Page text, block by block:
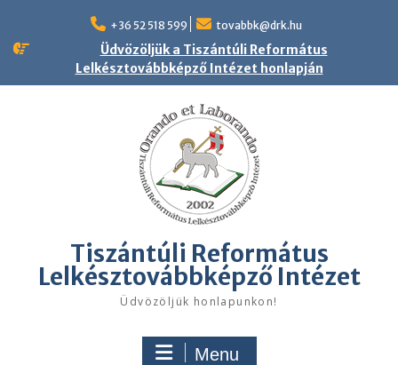
content
+36 52 518 599 tovabbk@drk.hu
Üdvözöljük a Tiszántúli Református
Lelkésztovábbképző Intézet honlapján
Tiszántúli Református
Lelkésztovábbképző Intézet
Üdvözöljük honlapunkon!
Menu